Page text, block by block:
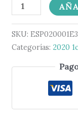
SKU:
Categorías: 2020